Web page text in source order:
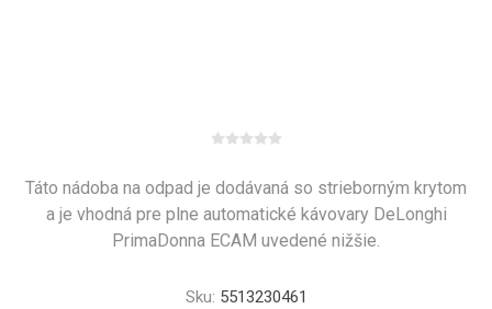
Táto nádoba na odpad je dodávaná so strieborným krytom
a je vhodná pre plne automatické kávovary DeLonghi
PrimaDonna ECAM uvedené nižšie.
Sku: 5513230461